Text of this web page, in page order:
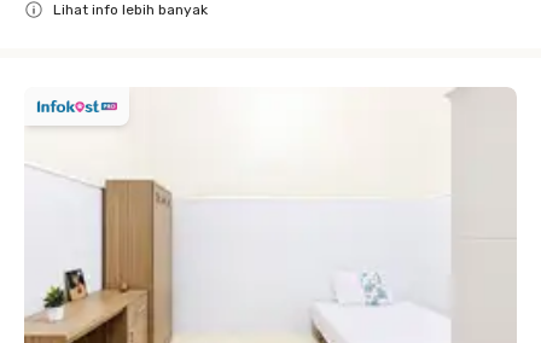
Lihat info lebih banyak